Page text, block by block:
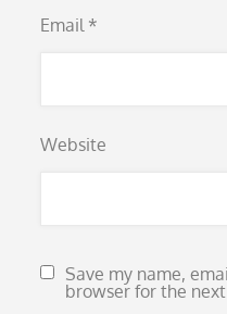
Email *
Website
Save my name,
browser for the